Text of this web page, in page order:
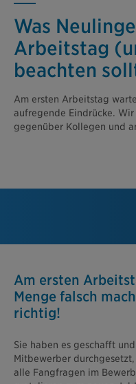
Was
Arbeitstag
beachten
Am ersten Arbeitstag
aufregende Eindrücke.
gegenüber Kollegen und
Am ersten
Menge falsch
richtig!
Sie haben es geschafft
Mitbewerber
alle Fangfragen im